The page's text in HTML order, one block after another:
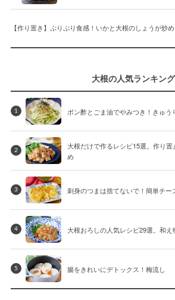
【作り置き】ぷりぷり食感！いかと大根のしょうが炒め
大根の人気ランキング
1 ポン酢とごま油でやみつき！きゅう
2
大根だけで作るレシピ15選。作り
め
3 刺身のつまは捨てないで！簡単チー
4 大根おろしの人気レシピ29選。和え
5 腸をきれいにデトックス！梅流し